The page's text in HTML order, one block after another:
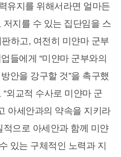
유지를 위해서라면 얼마든
지를 수 있는 집단임을 스
하고, 여전히 미얀마 군부
들에게 “미얀마 군부와의
안을 강구할 것”을 촉구했
외교적 수사로 미얀마 군
아세안과의 약속을 지키라
적으로 아세안과 함께 미얀
있는 구체적인 노력과 지